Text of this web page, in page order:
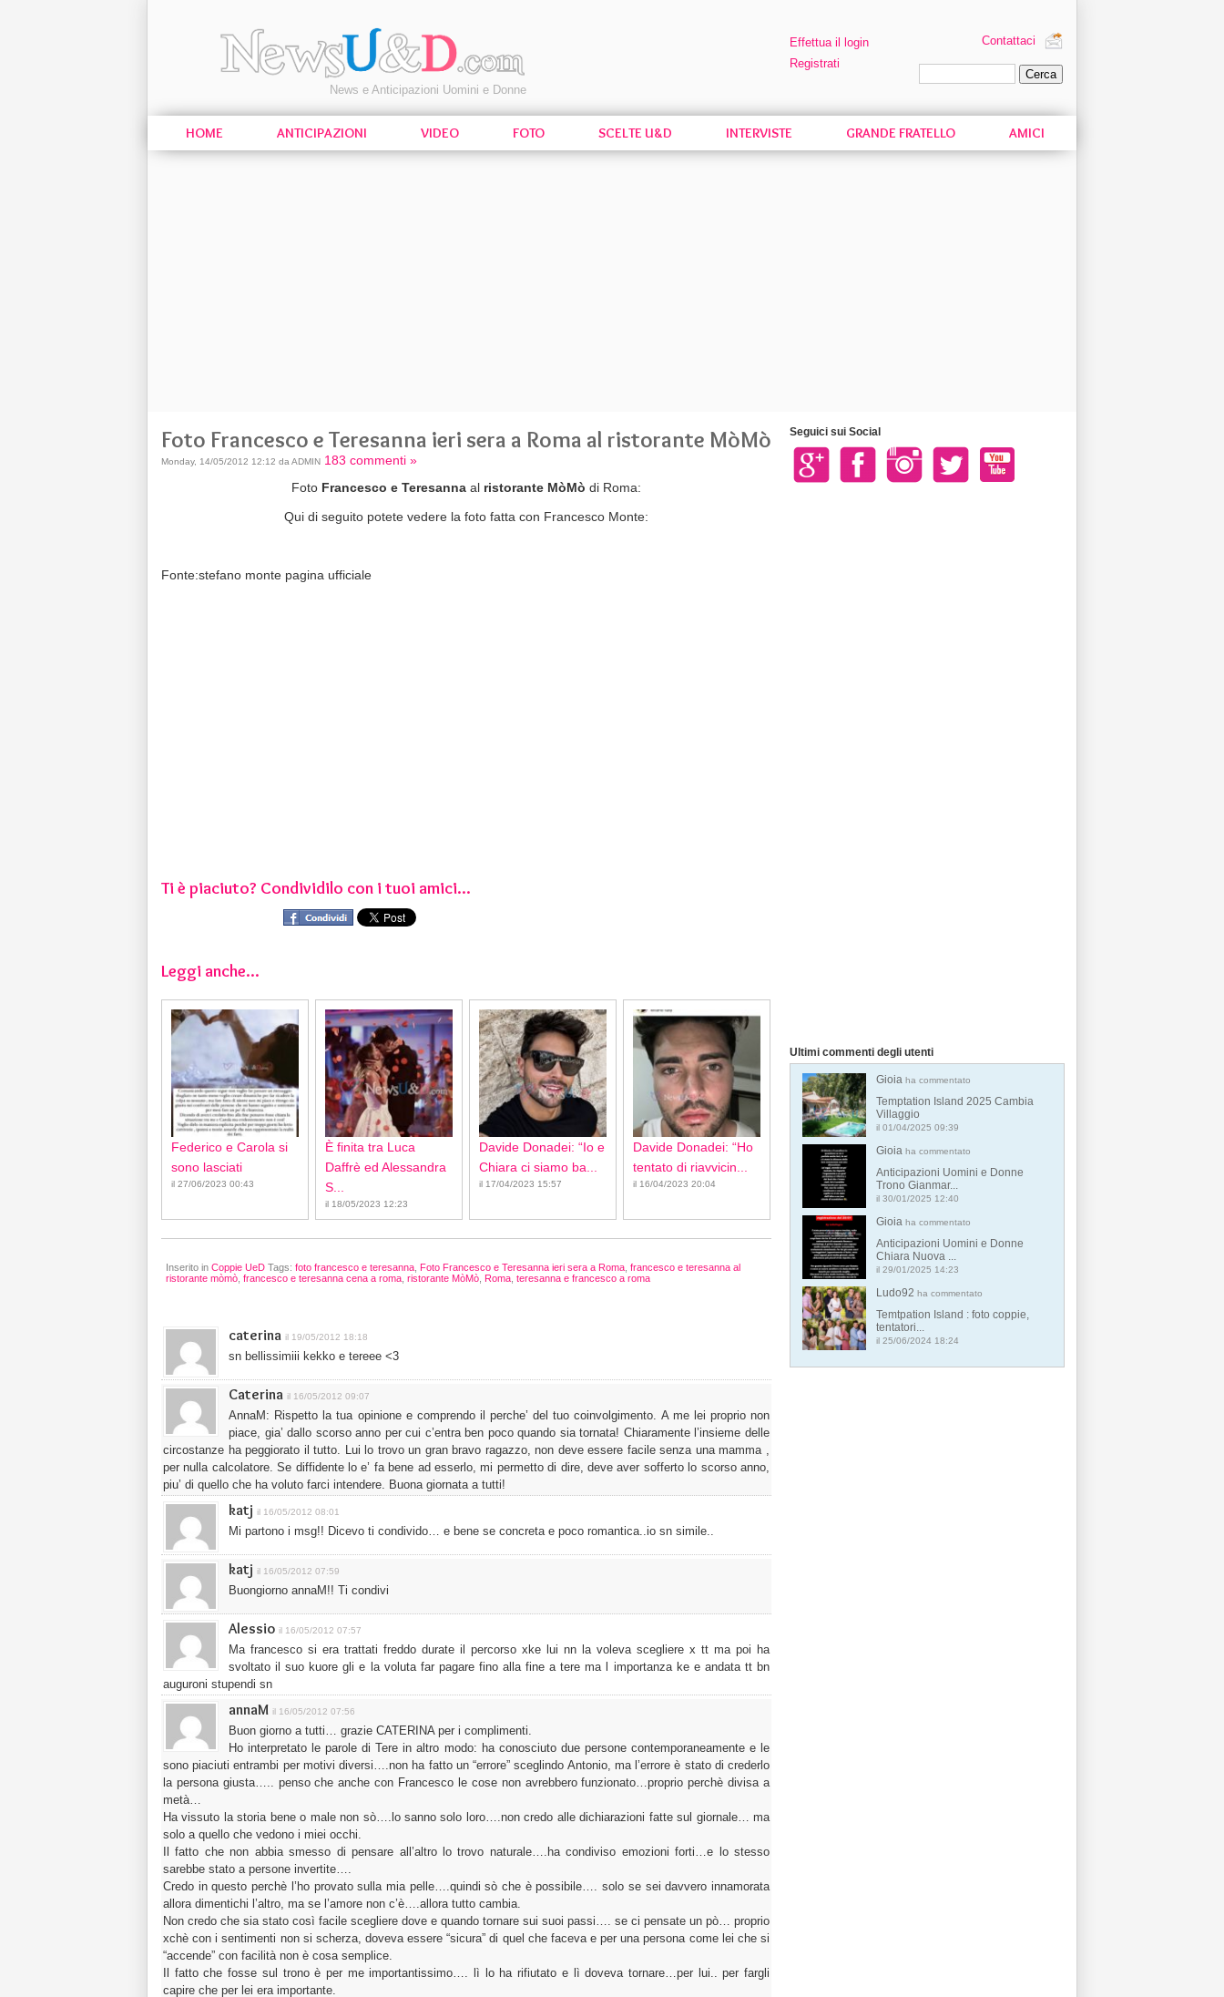
News e Anticipazioni Uomini e Donne
Effettua il login
Registrati
Contattaci
HOME ANTICIPAZIONI VIDEO FOTO SCELTE U&D INTERVISTE GRANDE FRATELLO AMICI
Foto Francesco e Teresanna ieri sera a Roma al ristorante MòMò
Monday, 14/05/2012 12:12 da ADMIN 183 commenti »
Foto Francesco e Teresanna al ristorante MòMò di Roma:
Qui di seguito potete vedere la foto fatta con Francesco Monte:
Fonte:stefano monte pagina ufficiale
Ti è piaciuto? Condividilo con i tuoi amici...
Leggi anche...
Federico e Carola si
sono lasciati
il 27/06/2023 00:43
È finita tra Luca
Daffrè ed Alessandra
S...
il 18/05/2023 12:23
Davide Donadei: “Io e
Chiara ci siamo ba...
il 17/04/2023 15:57
Davide Donadei: “Ho
tentato di riavvicin...
il 16/04/2023 20:04
Inserito in Coppie UeD Tags: foto francesco e teresanna Foto Francesco e Teresanna ieri sera a Roma francesco e teresanna al
ristorante mòmò francesco e teresanna cena a roma ristorante MòMò Roma teresanna e francesco a roma
caterina il 19/05/2012 18:18
sn bellissimiii kekko e tereee <3
Caterina il 16/05/2012 09:07
AnnaM: Rispetto la tua opinione e comprendo il perche’ del tuo coinvolgimento. A me lei proprio non
piace, gia’ dallo scorso anno per cui c’entra ben poco quando sia tornata! Chiaramente l’insieme delle
circostanze ha peggiorato il tutto. Lui lo trovo un gran bravo ragazzo, non deve essere facile senza una mamma ,
per nulla calcolatore. Se diffidente lo e’ fa bene ad esserlo, mi permetto di dire, deve aver sofferto lo scorso anno,
piu’ di quello che ha voluto farci intendere. Buona giornata a tutti!
katj il 16/05/2012 08:01
Mi partono i msg!! Dicevo ti condivido… e bene se concreta e poco romantica..io sn simile..
katj il 16/05/2012 07:59
Buongiorno annaM!! Ti condivi
Alessio il 16/05/2012 07:57
Ma francesco si era trattati freddo durate il percorso xke lui nn la voleva scegliere x tt ma poi ha
svoltato il suo kuore gli e la voluta far pagare fino alla fine a tere ma l importanza ke e andata tt bn
auguroni stupendi sn
annaM il 16/05/2012 07:56
Buon giorno a tutti… grazie CATERINA per i complimenti.
Ho interpretato le parole di Tere in altro modo: ha conosciuto due persone contemporaneamente e le
sono piaciuti entrambi per motivi diversi….non ha fatto un “errore” sceglindo Antonio, ma l’errore è stato di crederlo
la persona giusta….. penso che anche con Francesco le cose non avrebbero funzionato…proprio perchè divisa a
metà…
Ha vissuto la storia bene o male non sò….lo sanno solo loro….non credo alle dichiarazioni fatte sul giornale… ma
solo a quello che vedono i miei occhi.
Il fatto che non abbia smesso di pensare all’altro lo trovo naturale….ha condiviso emozioni forti…e lo stesso
sarebbe stato a persone invertite….
Credo in questo perchè l’ho provato sulla mia pelle….quindi sò che è possibile…. solo se sei davvero innamorata
allora dimentichi l’altro, ma se l’amore non c’è….allora tutto cambia.
Non credo che sia stato così facile scegliere dove e quando tornare sui suoi passi…. se ci pensate un pò… proprio
xchè con i sentimenti non si scherza, doveva essere “sicura” di quel che faceva e per una persona come lei che si
“accende” con facilità non è cosa semplice.
Il fatto che fosse sul trono è per me importantissimo…. lì lo ha rifiutato e lì doveva tornare…per lui.. per fargli
capire che per lei era importante.
Seguici sui Social
Ultimi commenti degli utenti
Gioia ha commentato
Temptation Island 2025 Cambia
Villaggio
il 01/04/2025 09:39
Gioia ha commentato
Anticipazioni Uomini e Donne
Trono Gianmar...
il 30/01/2025 12:40
Gioia ha commentato
Anticipazioni Uomini e Donne
Chiara Nuova ...
il 29/01/2025 14:23
Ludo92 ha commentato
Temtpation Island : foto coppie,
tentatori...
il 25/06/2024 18:24